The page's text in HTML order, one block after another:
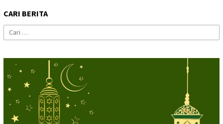
CARI BERITA
Cari
untuk: